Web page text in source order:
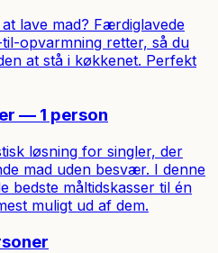
lave mad? Færdiglavede
opvarmning retter, så du
at stå i køkkenet. Perfekt
— 1 person
løsning for singler, der
mad uden besvær. I denne
bedste måltidskasser til én
muligt ud af dem.